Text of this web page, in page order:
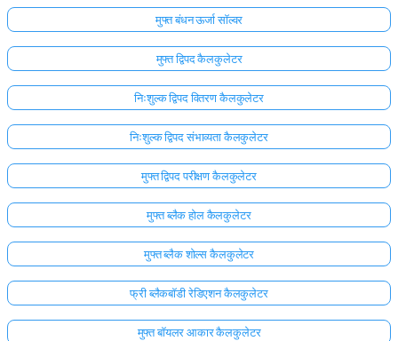
मुफ्त बंधन ऊर्जा सॉल्वर
मुफ्त द्विपद कैलकुलेटर
निःशुल्क द्विपद वितरण कैलकुलेटर
निःशुल्क द्विपद संभाव्यता कैलकुलेटर
मुफ्त द्विपद परीक्षण कैलकुलेटर
मुफ्त ब्लैक होल कैलकुलेटर
मुफ्त ब्लैक शोल्स कैलकुलेटर
फ्री ब्लैकबॉडी रेडिएशन कैलकुलेटर
मुफ्त बॉयलर आकार कैलकुलेटर